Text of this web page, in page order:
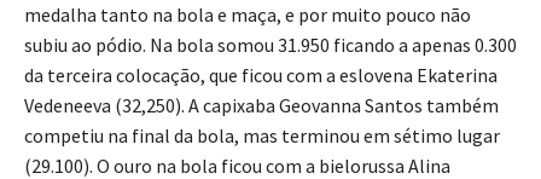
medalha tanto na bola e maça, e por muito pouco não
subiu ao pódio. Na bola somou 31.950 ficando a apenas 0.300
da terceira colocação, que ficou com a eslovena Ekaterina
Vedeneeva (32,250). A capixaba Geovanna Santos também
competiu na final da bola, mas terminou em sétimo lugar
(29.100). O ouro na bola ficou com a bielorussa Alina